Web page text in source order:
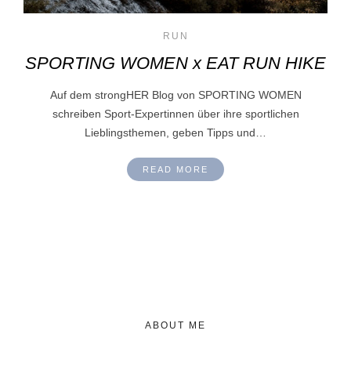
RUN
SPORTING WOMEN x EAT RUN HIKE
Auf dem strongHER Blog von SPORTING WOMEN
schreiben Sport-Expertinnen über ihre sportlichen
Lieblingsthemen, geben Tipps und…
READ MORE
ABOUT ME